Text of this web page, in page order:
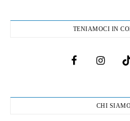
TENIAMOCI IN
CHI